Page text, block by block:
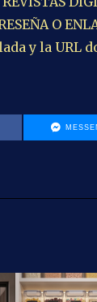
O
y la URL